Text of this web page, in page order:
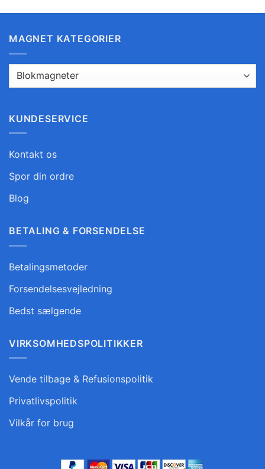
MAGNET KATEGORIER
KUNDESERVICE
Kontakt os
Spor din ordre
Blog
BETALING & FORSENDELSE
Betalingsmetoder
Forsendelsesvejledning
Bedst sælgende
VIRKSOMHEDSPOLITIKKER
Vende tilbage & Refusionspolitik
Privatlivspolitik
Vilkår for brug